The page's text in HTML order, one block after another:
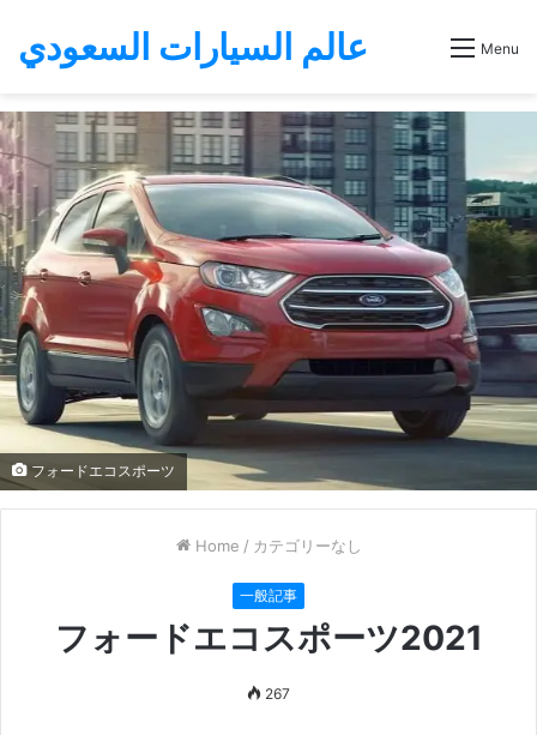
عالم السيارات السعودي Menu
フォードエコスポーツ
Home / カテゴリーなし
一般記事
フォードエコスポーツ2021
267